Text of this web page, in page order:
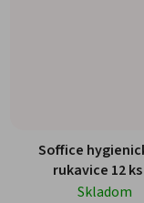
Soffice
rukavice 12 ks
Skladom